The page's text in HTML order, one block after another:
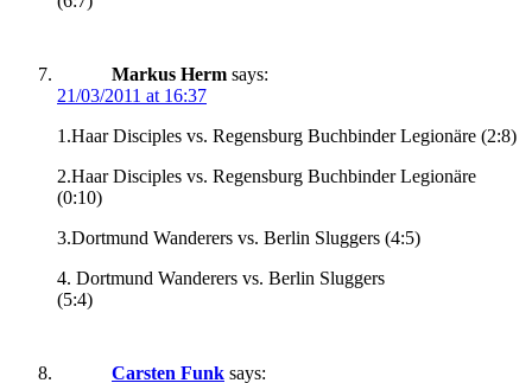
Markus Herm says:
21/03/2011 at 16:37
1.Haar Disciples vs. Regensburg Buchbinder Legionäre (2:8)
2.Haar Disciples vs. Regensburg Buchbinder Legionäre
(0:10)
3.Dortmund Wanderers vs. Berlin Sluggers (4:5)
4. Dortmund Wanderers vs. Berlin Sluggers
(5:4)
Carsten Funk says: